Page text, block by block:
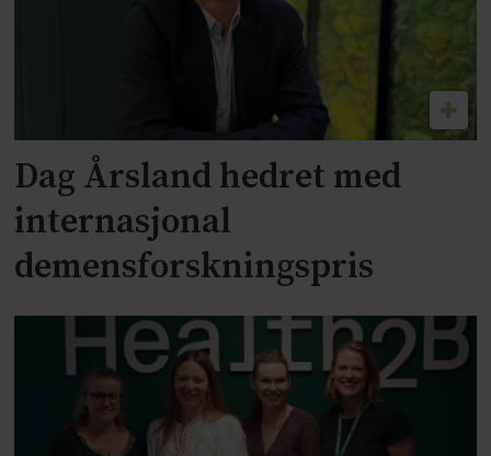
Dag Årsland hedret med
internasjonal
demensforskningspris